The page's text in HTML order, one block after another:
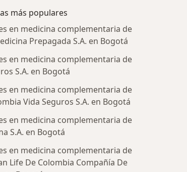
más populares
en medicina complementaria de
Prepagada S.A. en Bogotá
en medicina complementaria de
S.A. en Bogotá
en medicina complementaria de
Vida Seguros S.A. en Bogotá
en medicina complementaria de
S.A. en Bogotá
en medicina complementaria de
Life De Colombia Compañía De